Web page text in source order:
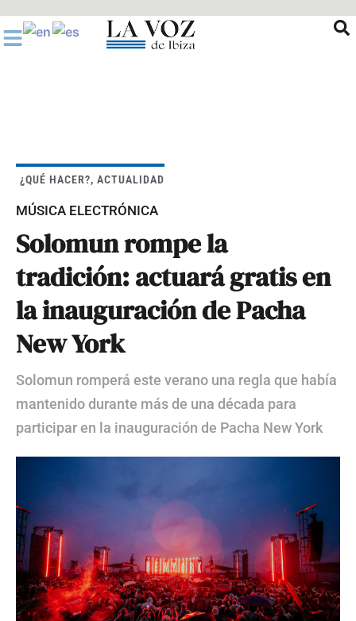
al
contenido
¿QUÉ HACER?, ACTUALIDAD
MÚSICA ELECTRÓNICA
Solomun rompe la
tradición: actuará gratis en
la inauguración de Pacha
New York
Solomun romperá este verano una regla que había
mantenido durante más de una década para
participar en la inauguración de Pacha New York